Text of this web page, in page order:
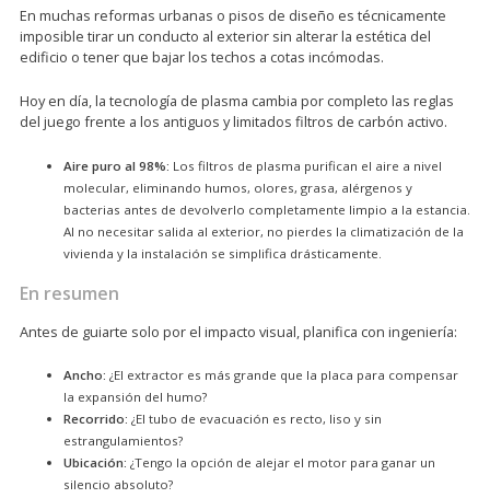
En muchas reformas urbanas o pisos de diseño es técnicamente
imposible tirar un conducto al exterior sin alterar la estética del
edificio o tener que bajar los techos a cotas incómodas.
Hoy en día, la tecnología de plasma cambia por completo las reglas
del juego frente a los antiguos y limitados filtros de carbón activo.
Aire puro al 98%: Los filtros de plasma purifican el aire a nivel
molecular, eliminando humos, olores, grasa, alérgenos y
bacterias antes de devolverlo completamente limpio a la estancia.
Al no necesitar salida al exterior, no pierdes la climatización de la
vivienda y la instalación se simplifica drásticamente.
En resumen
Antes de guiarte solo por el impacto visual, planifica con ingeniería:
Ancho: ¿El extractor es más grande que la placa para compensar
la expansión del humo?
Recorrido: ¿El tubo de evacuación es recto, liso y sin
estrangulamientos?
Ubicación: ¿Tengo la opción de alejar el motor para ganar un
silencio absoluto?